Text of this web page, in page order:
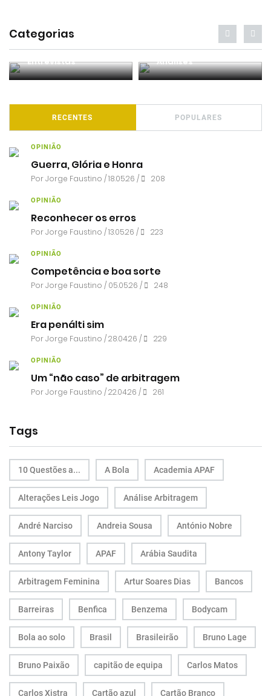
Categorias
Entrevistas Análises
RECENTES POPULARES
OPINIÃO
Guerra, Glória e Honra
PorJorge Faustino / 18.05.26 / 208
OPINIÃO
Reconhecer os erros
PorJorge Faustino / 13.05.26 / 223
OPINIÃO
Competência e boa sorte
PorJorge Faustino / 05.05.26 / 248
OPINIÃO
Era penálti sim
PorJorge Faustino / 28.04.26 / 229
OPINIÃO
Um “não caso” de arbitragem
PorJorge Faustino / 22.04.26 / 261
Tags
10 Questões a... A Bola Academia APAF
Alterações Leis Jogo Análise Arbitragem
André Narciso Andreia Sousa António Nobre
Antony Taylor APAF Arábia Saudita
Arbitragem Feminina Artur Soares Dias Bancos
Barreiras Benfica Benzema Bodycam
Bola ao solo Brasil Brasileirão Bruno Lage
Bruno Paixão capitão de equipa Carlos Matos
Carlos Xistra Cartão azul Cartão Branco